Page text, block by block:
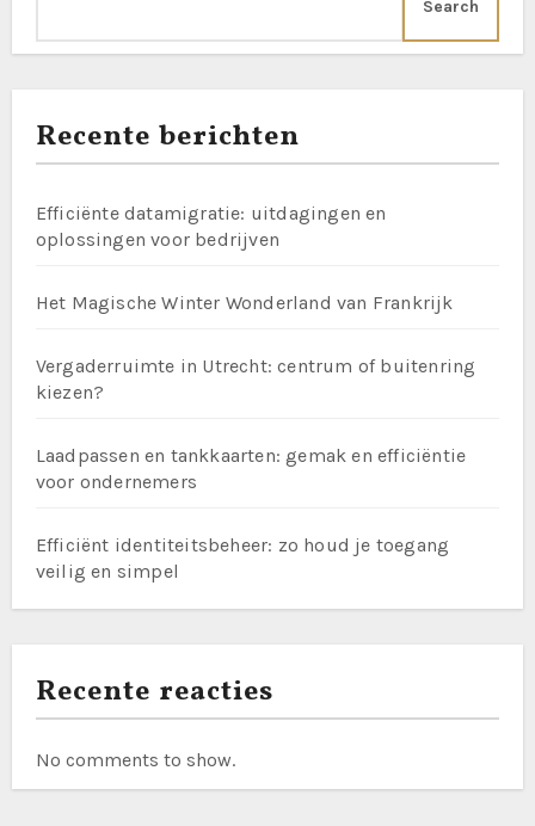
Search
Recente berichten
Efficiënte datamigratie: uitdagingen en
oplossingen voor bedrijven
Het Magische Winter Wonderland van Frankrijk
Vergaderruimte in Utrecht: centrum of buitenring
kiezen?
Laadpassen en tankkaarten: gemak en efficiëntie
voor ondernemers
Efficiënt identiteitsbeheer: zo houd je toegang
veilig en simpel
Recente reacties
No comments to show.